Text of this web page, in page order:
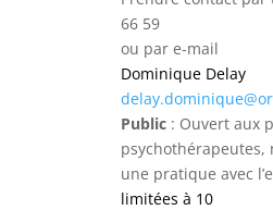
66 59
ou par e-mail
Dominique Delay
Public: Ouvert aux
psychothérapeutes,
une pratique avec
limitées à 10